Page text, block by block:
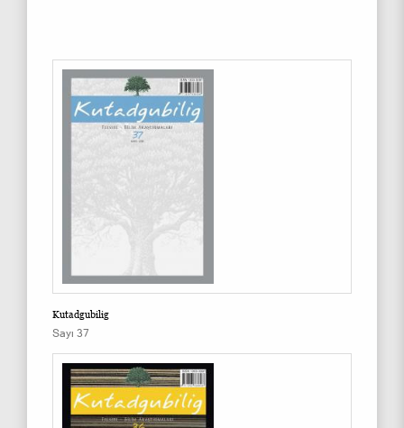
Kutadgubilig
Sayı 37